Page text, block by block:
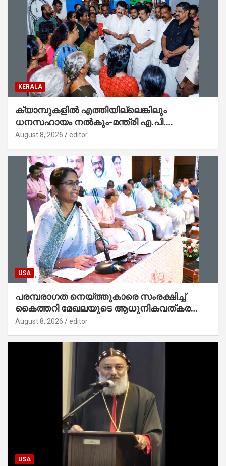
KERALA
ക്യാമ്പുകളിൽ എത്തിയില്ലെങ്കിലും
ധനസഹായം നൽകും-മന്ത്രി എ.പി.
അനിൽകുമാർ
August 8, 2026 editor
USA
പരമ്പരാഗത നെയ്ത്തുകാരെ സംരക്ഷിച്ച്
കൈത്തറി മേഖലയുടെ ആധുനികവത്കരണം
സാധ്യമാക്കും : ഡെപ്യൂട്ടി സ്പീക്കർ
August 8, 2026 editor
USA